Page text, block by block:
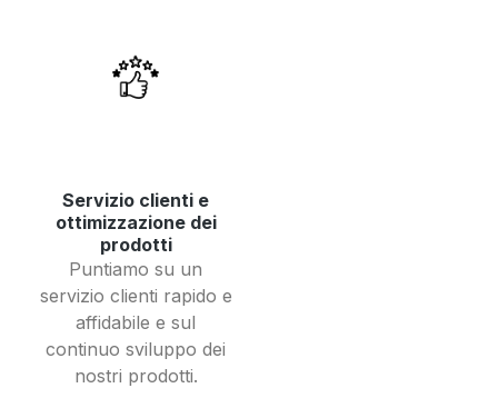
Servizio clienti e
ottimizzazione dei
prodotti
Puntiamo su un
servizio clienti rapido e
affidabile e sul
continuo sviluppo dei
nostri prodotti.